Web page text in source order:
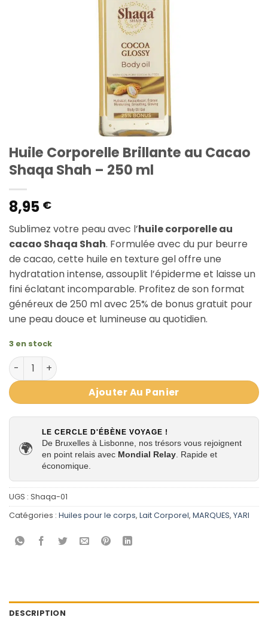
Huile Corporelle Brillante au Cacao
Shaqa Shah – 250 ml
8,95 €
Sublimez votre peau avec l’huile corporelle au
cacao Shaqa Shah. Formulée avec du pur beurre
de cacao, cette huile en texture gel offre une
hydratation intense, assouplit l’épiderme et laisse un
fini éclatant incomparable. Profitez de son format
généreux de 250 ml avec 25% de bonus gratuit pour
une peau douce et lumineuse au quotidien.
3 en stock
quantité de Huile Corporelle Brillante au Cacao Shaqa
Ajouter Au Panier
🌍
LE CERCLE D'ÉBÈNE VOYAGE !
De Bruxelles à Lisbonne, nos trésors vous rejoignent
en point relais avec Mondial Relay . Rapide et
économique.
UGS : Shaqa-01
Catégories : Huiles pour le corps, Lait Corporel, MARQUES, YARI
DESCRIPTION